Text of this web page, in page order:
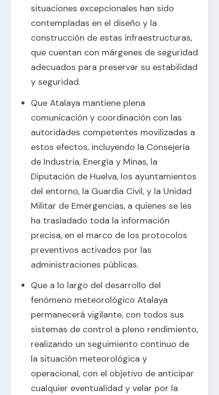
situaciones excepcionales han sido
contempladas en el diseño y la
construcción de estas infraestructuras,
que cuentan con márgenes de seguridad
adecuados para preservar su estabilidad
y seguridad.
Que Atalaya mantiene plena
comunicación y coordinación con las
autoridades competentes movilizadas a
estos efectos, incluyendo la Consejería
de Industria, Energía y Minas, la
Diputación de Huelva, los ayuntamientos
del entorno, la Guardia Civil, y la Unidad
Militar de Emergencias, a quienes se les
ha trasladado toda la información
precisa, en el marco de los protocolos
preventivos activados por las
administraciones públicas.
Que a lo largo del desarrollo del
fenómeno meteorológico Atalaya
permanecerá vigilante, con todos sus
sistemas de control a pleno rendimiento,
realizando un seguimiento continuo de
la situación meteorológica y
operacional, con el objetivo de anticipar
cualquier eventualidad y velar por la